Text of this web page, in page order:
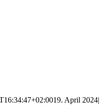
19. April 2024|